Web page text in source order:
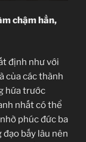
chậm hẳn,
định như với
của các thành
hứa trước
nhất có thể
phúc đức ba
bấy lâu nên